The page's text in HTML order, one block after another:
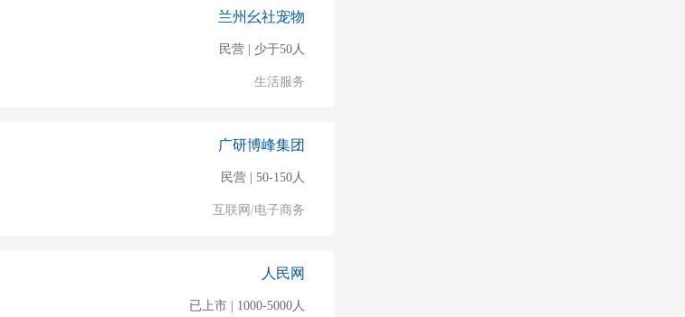
兰州幺社宠物
民营 | 少于50人
生活服务
广研博峰集团
民营 | 50-150人
互联网/电子商务
人民网
已上市 | 1000-5000人